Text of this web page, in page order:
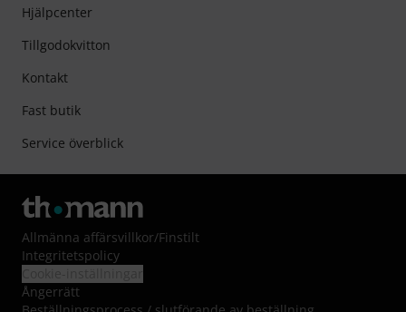
Hjälpcenter
Tillgodokvitton
Kontakt
Fast butik
Service överblick
Allmänna affärsvillkor/Finstilt
Integritetspolicy
Ångerrätt